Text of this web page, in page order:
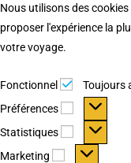
Nous utilisons des
proposer l'expérience la
votre voyage.
Fonctionnel
Toujours
Préférences
Statistiques
Marketing Marketing